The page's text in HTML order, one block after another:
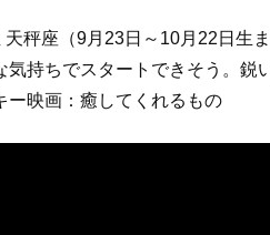
天秤座（9月23日～10月22日生ま
気持ちでスタートできそう。鋭
ー映画：癒してくれるもの